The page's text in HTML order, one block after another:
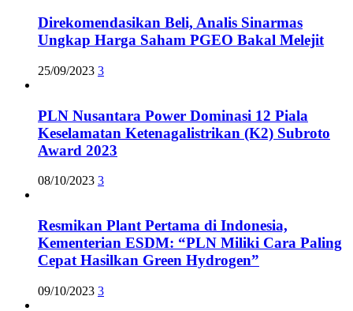
Direkomendasikan Beli, Analis Sinarmas
Ungkap Harga Saham PGEO Bakal Melejit
25/09/2023 3
PLN Nusantara Power Dominasi 12 Piala
Keselamatan Ketenagalistrikan (K2) Subroto
Award 2023
08/10/2023 3
Resmikan Plant Pertama di Indonesia,
Kementerian ESDM: “PLN Miliki Cara Paling
Cepat Hasilkan Green Hydrogen”
09/10/2023 3